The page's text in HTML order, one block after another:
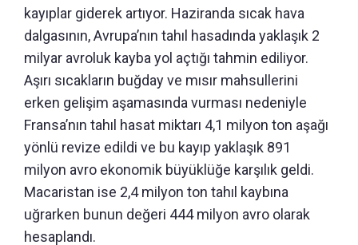
kayıplar giderek artıyor. Haziranda sıcak hava
dalgasının, Avrupa’nın tahıl hasadında yaklaşık 2
milyar avroluk kayba yol açtığı tahmin ediliyor.
Aşırı sıcakların buğday ve mısır mahsullerini
erken gelişim aşamasında vurması nedeniyle
Fransa’nın tahıl hasat miktarı 4,1 milyon ton aşağı
yönlü revize edildi ve bu kayıp yaklaşık 891
milyon avro ekonomik büyüklüğe karşılık geldi.
Macaristan ise 2,4 milyon ton tahıl kaybına
uğrarken bunun değeri 444 milyon avro olarak
hesaplandı.